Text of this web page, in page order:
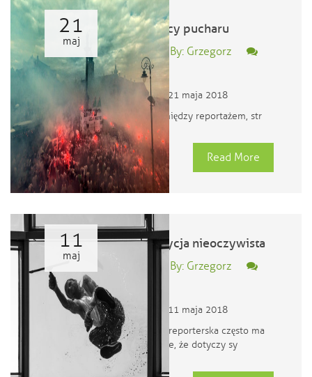
21
maj
zdobywcy pucharu
Posted By: Grzegorz
0
21 maja 2018
coś pomiędzy reportażem, str
Read More
11
maj
kompozycja nieoczywista
Posted By: Grzegorz
11 maja 2018
Fotografia reporterska często ma
to do siebie, że dotyczy sy